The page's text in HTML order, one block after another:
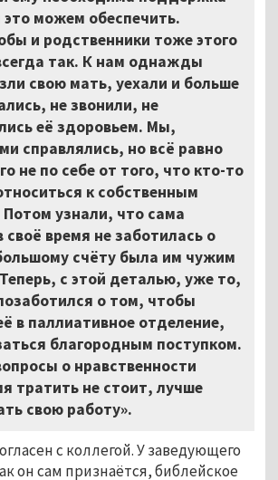
можем обеспечить.
и родственники тоже этого
так. К нам однажды
свою мать, уехали и больше
не звонили, не
её здоровьем. Мы,
справлялись, но всё равно
не по себе от того, что кто-то
к собственным
узнали, что сама
своё время не заботилась о
счёту была им чужим
с этой деталью, уже то,
о том, чтобы
в паллиативное отделение,
благородным поступком.
о нравственности
тратить не стоит, лучше
свою работу».
с коллегой. У заведующего
он сам признаётся, библейское